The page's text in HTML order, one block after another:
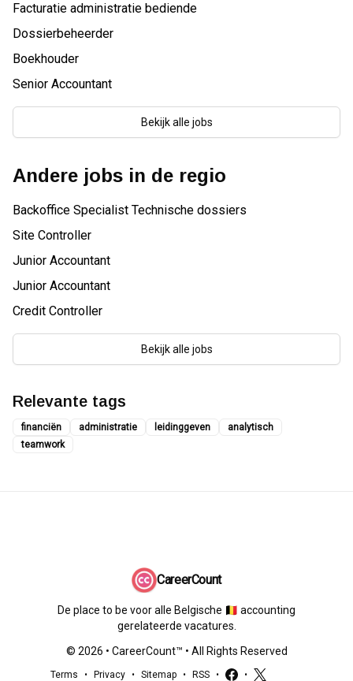
Facturatie administratie bediende
Dossierbeheerder
Boekhouder
Senior Accountant
Bekijk alle jobs
Andere jobs in de regio
Backoffice Specialist Technische dossiers
Site Controller
Junior Accountant
Junior Accountant
Credit Controller
Bekijk alle jobs
Relevante tags
financiën administratie leidinggeven
analytisch
teamwork
CareerCount
De place to be voor alle Belgische 🇧🇪 accounting
gerelateerde vacatures.
© 2026 • CareerCount™ • All Rights Reserved
Terms • Privacy • Sitemap • RSS • •